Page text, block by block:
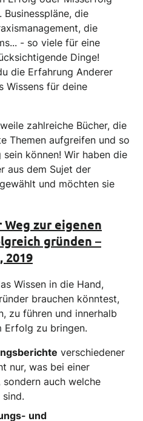
Businesspläne, die
die
- so viele für eine
Dinge!
die Erfahrung Anderer
Wissens für deine
zahlreiche Bücher, die
Themen aufgreifen und so
können! Wir haben die
aus dem Sujet der
und möchten sie
zur eigenen
gründen –
2019
Wissen in die Hand,
brauchen könntest,
zu führen und innerhalb
Erfolg zu bringen.
verschiedener
nur, was bei einer
auch welche
sind.
und